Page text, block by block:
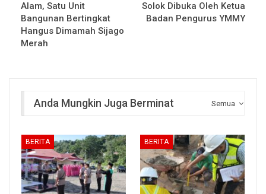
Alam, Satu Unit
Bangunan Bertingkat
Hangus Dimamah Sijago
Merah
Solok Dibuka Oleh Ketua
Badan Pengurus YMMY
Semua
Anda Mungkin Juga Berminat
BERITA BERITA